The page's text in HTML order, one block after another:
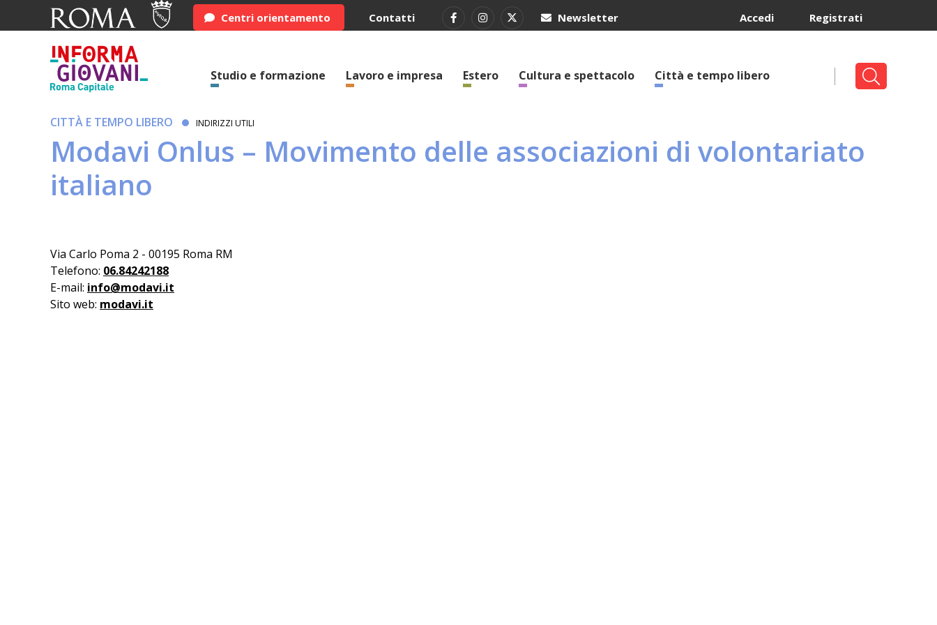
Centri orientamento Contatti Newsletter Registrati
Accedi
Studio e formazione Lavoro e impresa Estero Cultura e spettacolo Città e tempo libero
CITTÀ E TEMPO LIBERO INDIRIZZI UTILI
Modavi Onlus – Movimento delle associazioni di volontariato
italiano
Via Carlo Poma 2 - 00195 Roma RM
Telefono: 06.84242188
E-mail: info@modavi.it
Sito web: modavi.it